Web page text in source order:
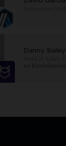
Danny Bailey
Blockdaemon